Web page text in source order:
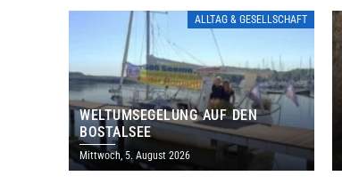
ALLTAG & GESELLSCHAFT
WELTUMSEGELUNG AUF DEN
BOSTALSEE
Mittwoch, 5. August 2026